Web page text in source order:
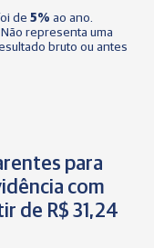
de 5% ao ano.
representa uma
bruto ou antes
para
com
de R$ 31,24